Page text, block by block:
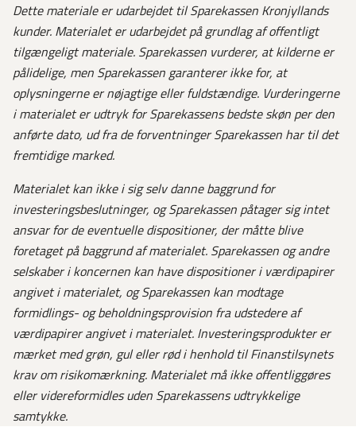
Dette materiale er udarbejdet til Sparekassen Kronjyllands
kunder. Materialet er udarbejdet på grundlag af offentligt
tilgængeligt materiale. Sparekassen vurderer, at kilderne er
pålidelige, men Sparekassen garanterer ikke for, at
oplysningerne er nøjagtige eller fuldstændige. Vurderingerne
i materialet er udtryk for Sparekassens bedste skøn per den
anførte dato, ud fra de forventninger Sparekassen har til det
fremtidige marked.
Materialet kan ikke i sig selv danne baggrund for
investeringsbeslutninger, og Sparekassen påtager sig intet
ansvar for de eventuelle dispositioner, der måtte blive
foretaget på baggrund af materialet. Sparekassen og andre
selskaber i koncernen kan have dispositioner i værdipapirer
angivet i materialet, og Sparekassen kan modtage
formidlings- og beholdningsprovision fra udstedere af
værdipapirer angivet i materialet. Investeringsprodukter er
mærket med grøn, gul eller rød i henhold til Finanstilsynets
krav om risikomærkning. Materialet må ikke offentliggøres
eller videreformidles uden Sparekassens udtrykkelige
samtykke.